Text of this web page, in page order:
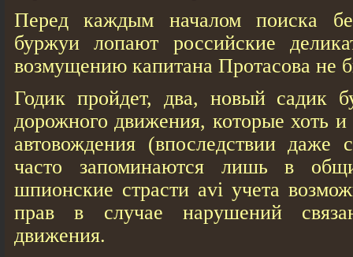
Перед каждым началом поиска
буржуи лопают российские
возмущению капитана Протасова не
Годик пройдет, два, новый садик
дорожного движения, которые хоть и
автовождения (впоследствии даже
часто запоминаются лишь в
шпионские страсти avi учета
прав в случае нарушений
движения.